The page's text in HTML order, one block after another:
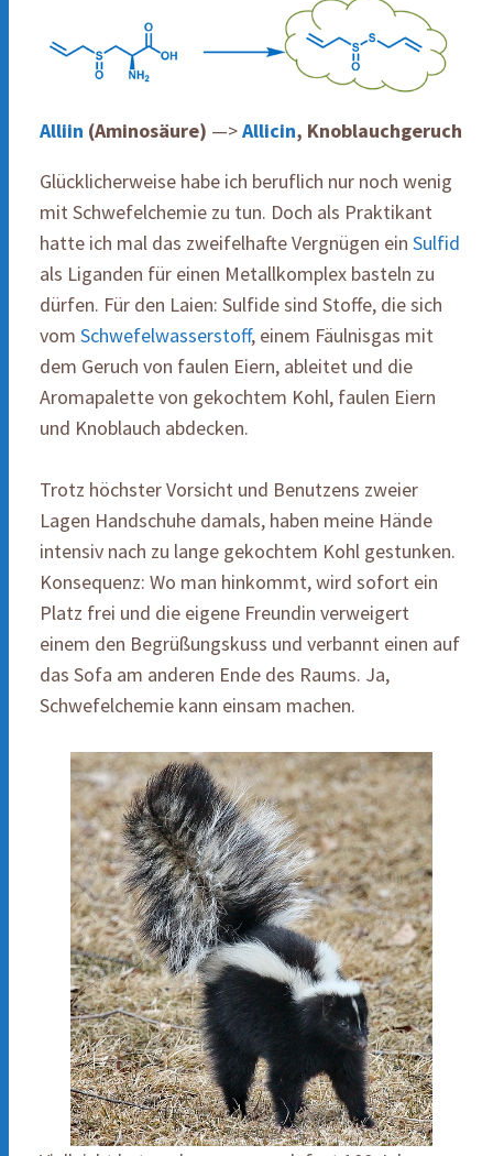
Alliin (Aminosäure) —>Allicin, Knoblauchgeruch
Glücklicherweise habe ich beruflich nur noch wenig
mit Schwefelchemie zu tun. Doch als Praktikant
hatte ich mal das zweifelhafte Vergnügen ein Sulfid
als Liganden für einen Metallkomplex basteln zu
dürfen. Für den Laien: Sulfide sind Stoffe, die sich
vom Schwefelwasserstoff, einem Fäulnisgas mit
dem Geruch von faulen Eiern, ableitet und die
Aromapalette von gekochtem Kohl, faulen Eiern
und Knoblauch abdecken.
Trotz höchster Vorsicht und Benutzens zweier
Lagen Handschuhe damals, haben meine Hände
intensiv nach zu lange gekochtem Kohl gestunken.
Konsequenz: Wo man hinkommt, wird sofort ein
Platz frei und die eigene Freundin verweigert
einem den Begrüßungskuss und verbannt einen auf
das Sofa am anderen Ende des Raums. Ja,
Schwefelchemie kann einsam machen.